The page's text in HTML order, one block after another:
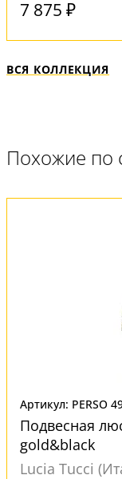
7 875 ₽
ВСЯ КОЛЛЕКЦИЯ
Похожие по
Артикул: PERSO
Подвесная
gold&black
Lucia Tucci